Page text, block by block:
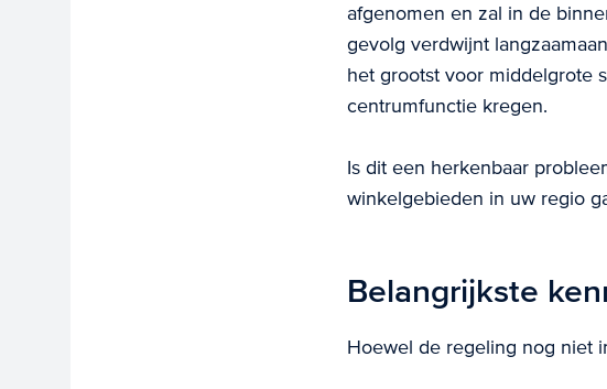
afgenomen en zal in de
gevolg verdwijnt
het grootst voor middelgrote
centrumfunctie kregen.
Is dit een herkenbaar
winkelgebieden in uw regio
Belangrijkste
Hoewel de regeling nog niet